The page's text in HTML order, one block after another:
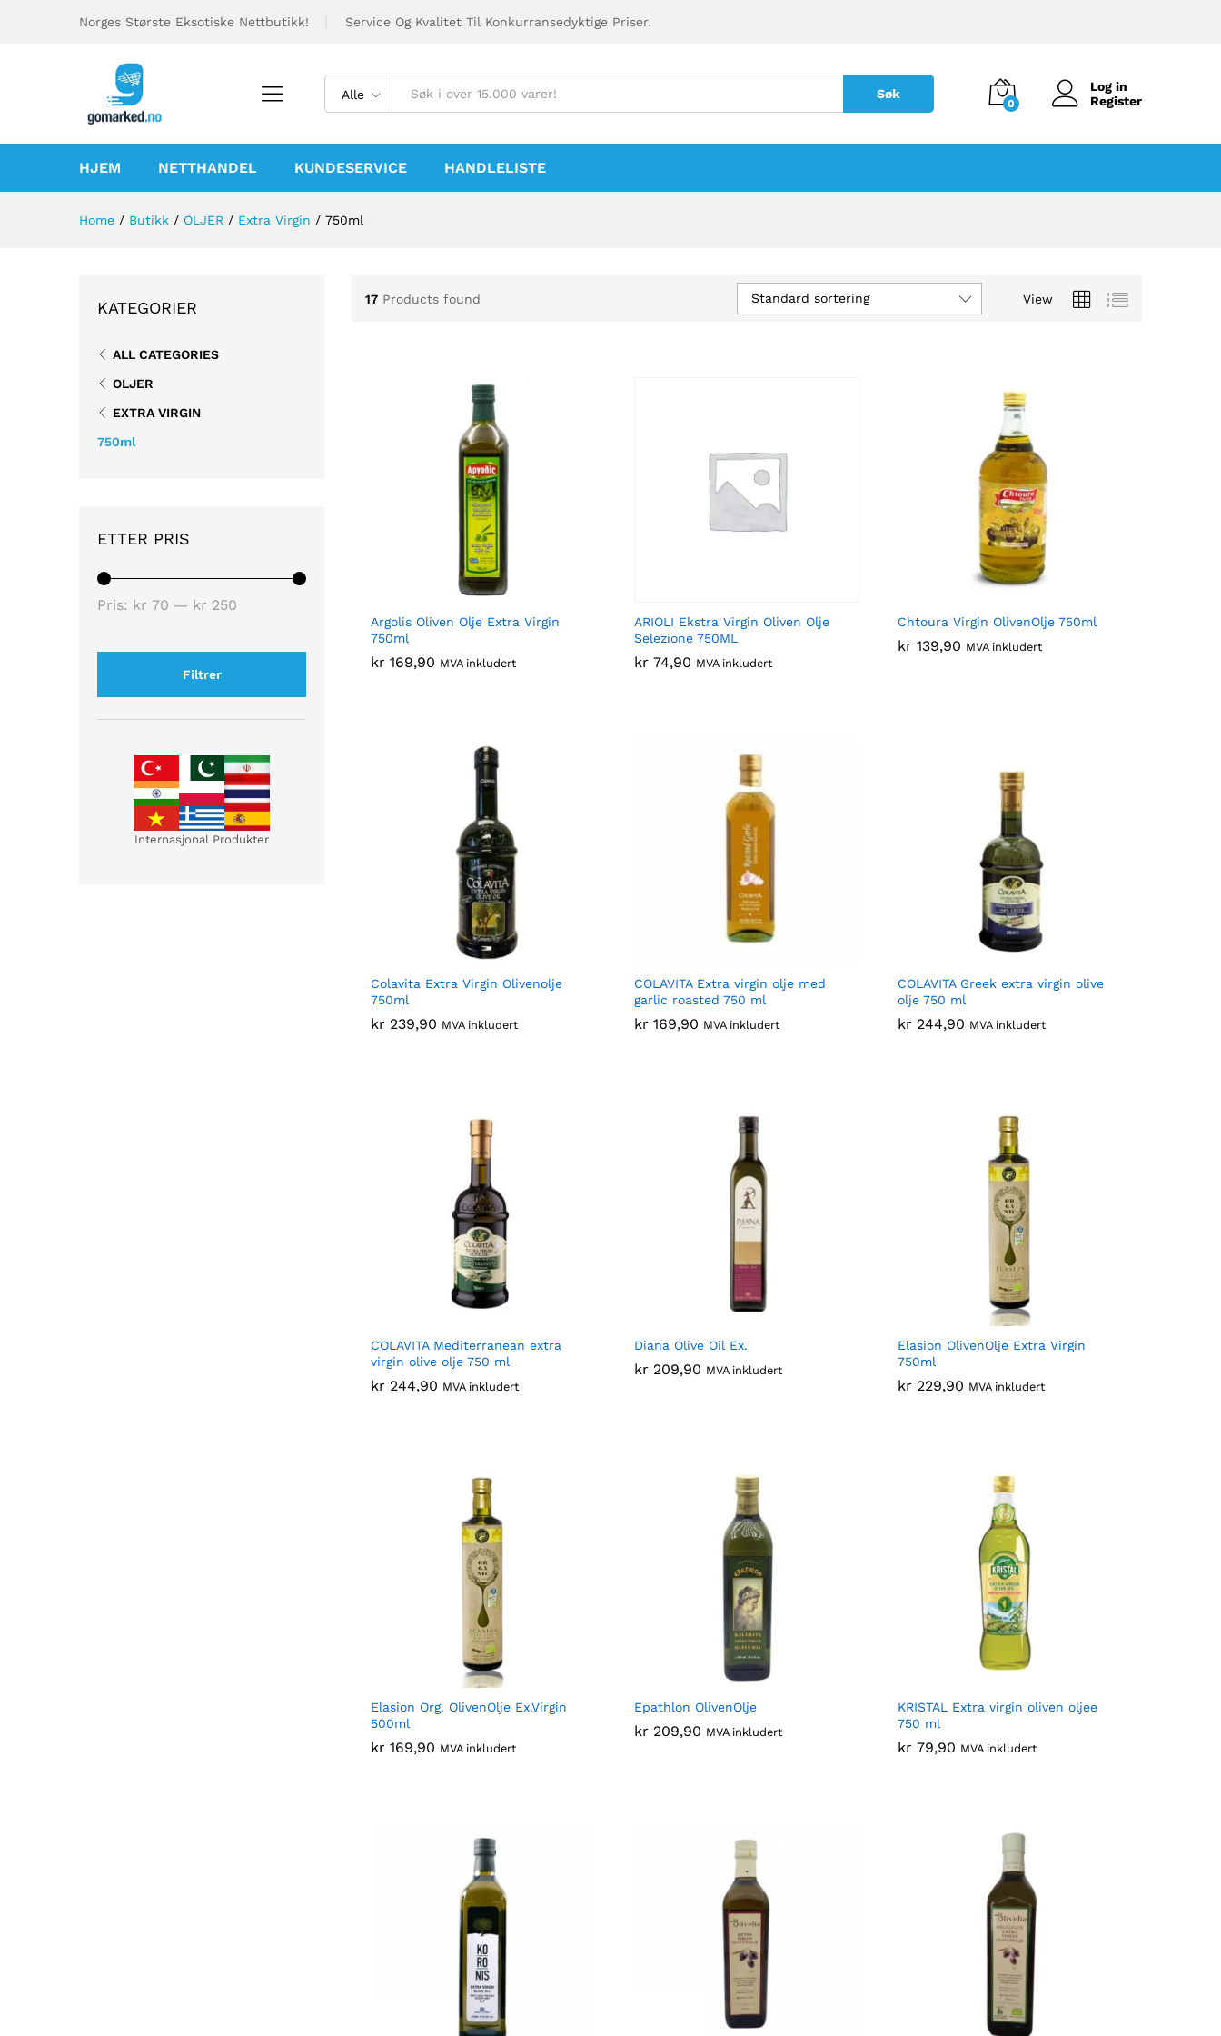
Norges Største Eksotiske Nettbutikk! Service Og Kvalitet Til Konkurransedyktige Priser.
Alle Søk
0
Log in
Register
HJEM NETTHANDEL KUNDESERVICE HANDLELISTE
Home / Butikk / OLJER / Extra Virgin / 750ml
17 Products found View
Standard sortering
Argolis Oliven Olje Extra Virgin
750ml
kr 169,90 MVA inkludert
kr 169,90
ARIOLI Ekstra Virgin Oliven Olje
Selezione 750ML
kr 74,90 MVA inkludert
kr 74,90
Chtoura Virgin OlivenOlje 750ml
kr 139,90 MVA inkludert
kr 139,90
Colavita Extra Virgin Olivenolje
750ml
kr 239,90 MVA inkludert
kr 239,90
COLAVITA Extra virgin olje med
garlic roasted 750 ml
kr 169,90 MVA inkludert
kr 169,90
COLAVITA Greek extra virgin olive
olje 750 ml
kr 244,90 MVA inkludert
kr 244,90
COLAVITA Mediterranean extra
virgin olive olje 750 ml
kr 244,90 MVA inkludert
kr 244,90
Diana Olive Oil Ex.
kr 209,90 MVA inkludert
kr 209,90
Elasion OlivenOlje Extra Virgin
750ml
kr 229,90 MVA inkludert
kr 229,90
Elasion Org. OlivenOlje Ex.Virgin
500ml
kr 169,90 MVA inkludert
kr 169,90
Epathlon OlivenOlje
kr 209,90 MVA inkludert
kr 209,90
KRISTAL Extra virgin oliven oljee
750 ml
kr 79,90 MVA inkludert
kr 79,90
KATEGORIER
ALL CATEGORIES
OLJER
EXTRA VIRGIN
750ml
ETTER PRIS
Filtrer
Pris: kr 70 — kr 250
Internasjonal Produkter